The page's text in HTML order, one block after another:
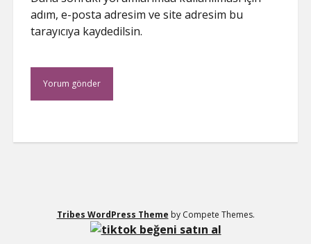
adım, e-posta adresim ve site adresim bu
tarayıcıya kaydedilsin.
Tribes WordPress Theme by Compete Themes.